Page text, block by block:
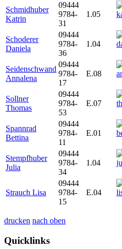
Schmidhuber
Katrin
09444
9784-
31
1.05
Schoderer
Daniela
09444
9784-
36
1.04
Seidenschwand
Annalena
09444
9784-
17
E.08
Sollner
Thomas
09444
9784-
53
E.07
Spannrad
Bettina
09444
9784-
11
E.01
Stempfhuber
Julia
09444
9784-
34
1.04
Strauch Lisa
09444
9784-
15
E.04
drucken nach oben
Quicklinks